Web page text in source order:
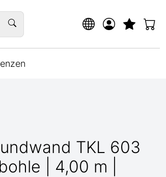
TKL 603
| 4,00 m |